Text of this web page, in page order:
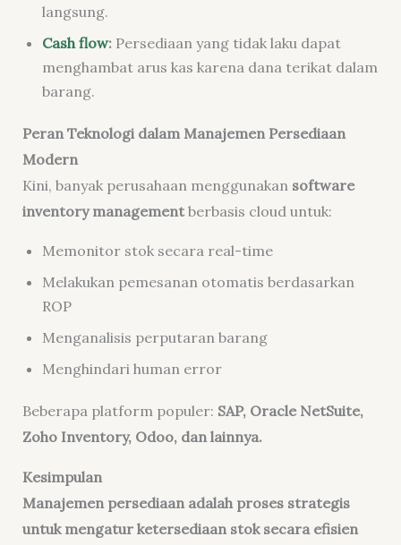
langsung.
Cash flow:Persediaan yang tidak laku dapat
menghambat arus kas karena dana terikat dalam
barang.
Peran Teknologi dalam Manajemen Persediaan
Modern
Kini, banyak perusahaan menggunakan software
inventory managementberbasis cloud untuk:
Memonitor stok secara real-time
Melakukan pemesanan otomatis berdasarkan
ROP
Menganalisis perputaran barang
Menghindari human error
Beberapa platform populer: SAP, Oracle NetSuite,
Zoho Inventory, Odoo, dan lainnya.
Kesimpulan
Manajemen persediaan adalah proses strategis
untuk mengatur ketersediaan stok secara efisien